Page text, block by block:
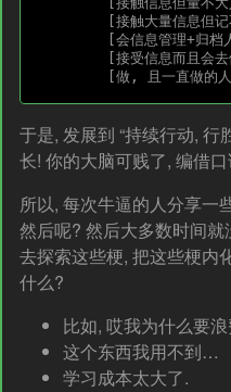
于是, 发展到 “持续行动, 行
长! 你的大脑可贱了, 编借
所以, 每次牛逼的人分享一
然后呢? 然后大多数时间
去探索这些梗, 把这些梗内
什么?
比如, 哎我为什么要
这个东西我用不到…
学习成本太大了.